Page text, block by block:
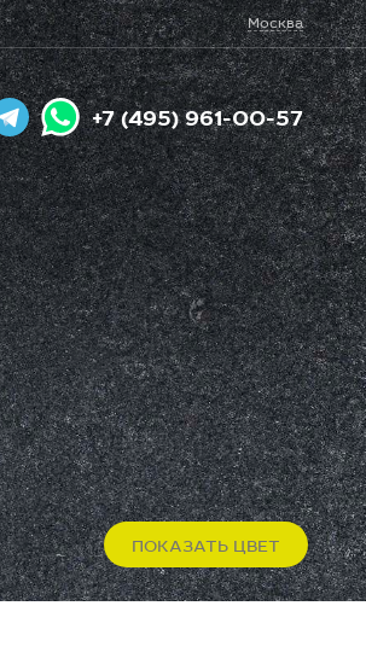
Москва
+7 (495) 961-00-57
ПОКАЗАТЬ ЦВЕТ